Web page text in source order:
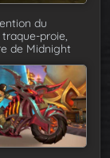
du
proie,
de Midnight